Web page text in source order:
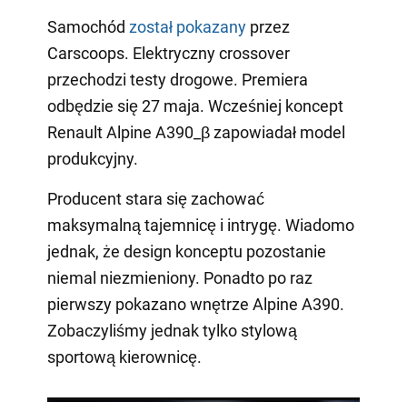
Samochód został pokazanyprzez
Carscoops. Elektryczny crossover
przechodzi testy drogowe. Premiera
odbędzie się 27 maja. Wcześniej koncept
Renault Alpine A390_β zapowiadał model
produkcyjny.
Producent stara się zachować
maksymalną tajemnicę i intrygę. Wiadomo
jednak, że design konceptu pozostanie
niemal niezmieniony. Ponadto po raz
pierwszy pokazano wnętrze Alpine A390.
Zobaczyliśmy jednak tylko stylową
sportową kierownicę.